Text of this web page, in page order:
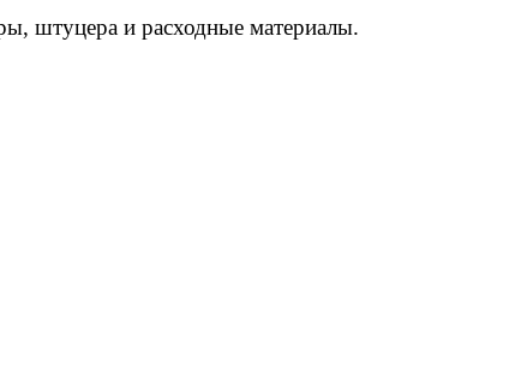
штуцера и расходные материалы.